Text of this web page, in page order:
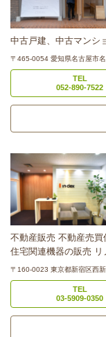
中古戸建、中古マンシ
〒465-0054 愛知県名古屋市
TEL
052-890-7522
不動産販売 不動産売買
住宅関連機器の販売
〒160-0023 東京都新宿区西
TEL
03-5909-0350